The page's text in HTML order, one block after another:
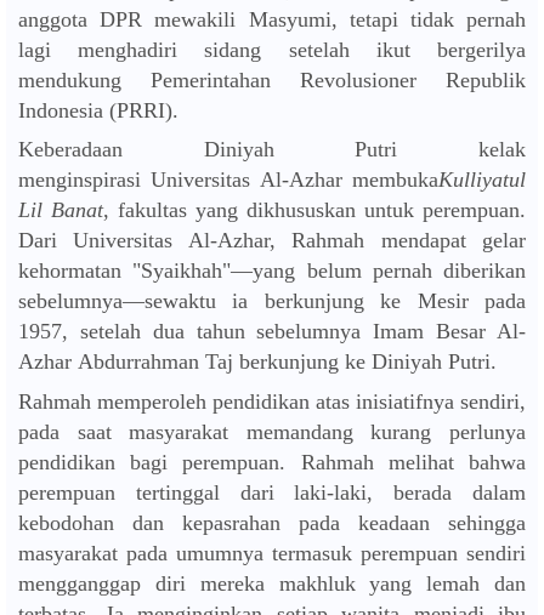
anggota DPR mewakili Masyumi, tetapi tidak pernah
lagi menghadiri sidang setelah ikut bergerilya
mendukung Pemerintahan Revolusioner Republik
Indonesia (PRRI).
Keberadaan Diniyah Putri kelak
menginspirasi Universitas Al-Azhar membukaKulliyatul
Lil Banat, fakultas yang dikhususkan untuk perempuan.
Dari Universitas Al-Azhar, Rahmah mendapat gelar
kehormatan "Syaikhah"—yang belum pernah diberikan
sebelumnya—sewaktu ia berkunjung ke Mesir pada
1957, setelah dua tahun sebelumnya Imam Besar Al-
Azhar Abdurrahman Taj berkunjung ke Diniyah Putri.
Rahmah memperoleh pendidikan atas inisiatifnya sendiri,
pada saat masyarakat memandang kurang perlunya
pendidikan bagi perempuan. Rahmah melihat bahwa
perempuan tertinggal dari laki-laki, berada dalam
kebodohan dan kepasrahan pada keadaan sehingga
masyarakat pada umumnya termasuk perempuan sendiri
mengganggap diri mereka makhluk yang lemah dan